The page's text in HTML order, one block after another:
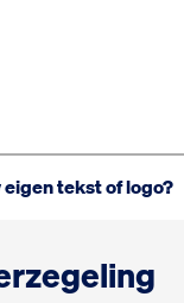
eigen tekst of logo?